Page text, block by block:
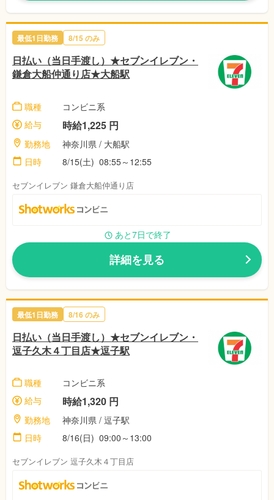
最低1日勤務 8/15 のみ
日払い（当日手渡し）★セブンイレブン・
鎌倉大船仲通り店★大船駅
職種
コンビニ系
給与
時給1,225 円
勤務地
神奈川県 / 大船駅
日時
8/15(土) 08:55～12:55
セブンイレブン 鎌倉大船仲通り店
あと7日で終了
詳細を見る
最低1日勤務 8/16 のみ
日払い（当日手渡し）★セブンイレブン・
逗子久木４丁目店★逗子駅
職種
コンビニ系
給与
時給1,320 円
勤務地
神奈川県 / 逗子駅
日時
8/16(日) 09:00～13:00
セブンイレブン 逗子久木４丁目店